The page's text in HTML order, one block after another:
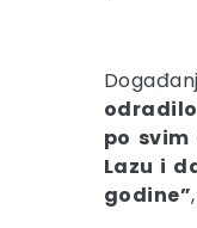
po
Lazu i
godine”